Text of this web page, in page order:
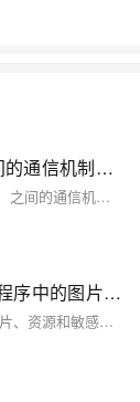
Flutter 与原生模块（Android 和 iOS）之间的通信机制，包括方法调用、事件传递等，分析了通信的必要性、主要方式、数据传递、性能优化及错误处理，并通过实际案例展示了其应用效果，展望了未来的发展趋势
本文深入探讨了 Flutter 与原生模块（Android 和 iOS）之间的通信机制，包括方法调用、事件传递等，分析了通信的必要性、主要方式、数据传递、性能优化及错误处理，并通过实际案例展示了其应用效果，展望了未来的发展趋势。这对于实现高效的跨平台移动应用开发具有重要指导意义。
iOS应用程序数据保护：如何保护iOS应用程序中的图片、资源和敏感数据
iOS应用程序数据保护：如何保护iOS应用程序中的图片、资源和敏感数据